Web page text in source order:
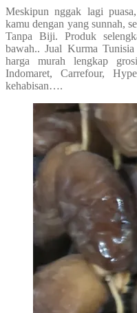
Meskipun nggak lagi
kamu dengan yang sunnah,
Tanpa Biji. Produk
bawah.. Jual Kurma
harga murah lengkap
Indomaret, Carrefour,
kehabisan….